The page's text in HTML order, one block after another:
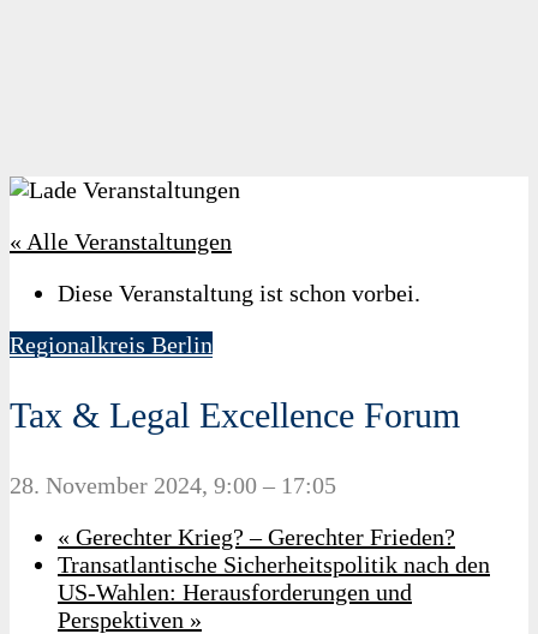
« Alle Veranstaltungen
Diese Veranstaltung ist schon vorbei.
Regionalkreis Berlin
Tax & Legal Excellence Forum
28. November 2024, 9:00 – 17:05
« Gerechter Krieg? – Gerechter Frieden?
Transatlantische Sicherheitspolitik nach den
US-Wahlen: Herausforderungen und
Perspektiven »